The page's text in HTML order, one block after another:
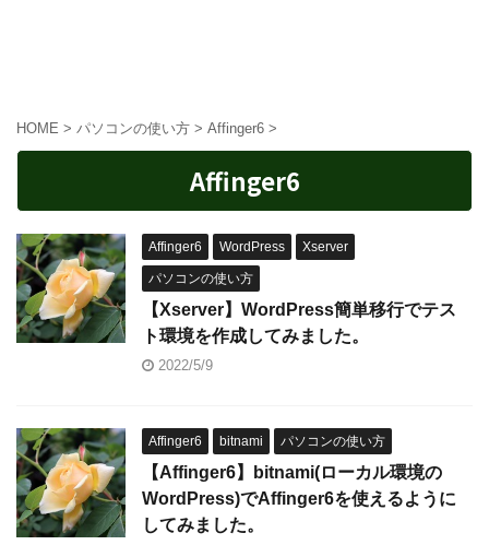
HOME > パソコンの使い方 > Affinger6 >
Affinger6
Affinger6 WordPress Xserver
パソコンの使い方
【Xserver】WordPress簡単移行でテス
ト環境を作成してみました。
2022/5/9
Affinger6 bitnami パソコンの使い方
【Affinger6】bitnami(ローカル環境の
WordPress)でAffinger6を使えるように
してみました。